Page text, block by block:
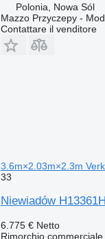
Polonia, Nowa Sól
Mazzo Przyczepy -
Contattare il venditore
3.6m×2.03m×2.3m
33
Niewiadów
6.775 € Netto
Rimorchio commerciale